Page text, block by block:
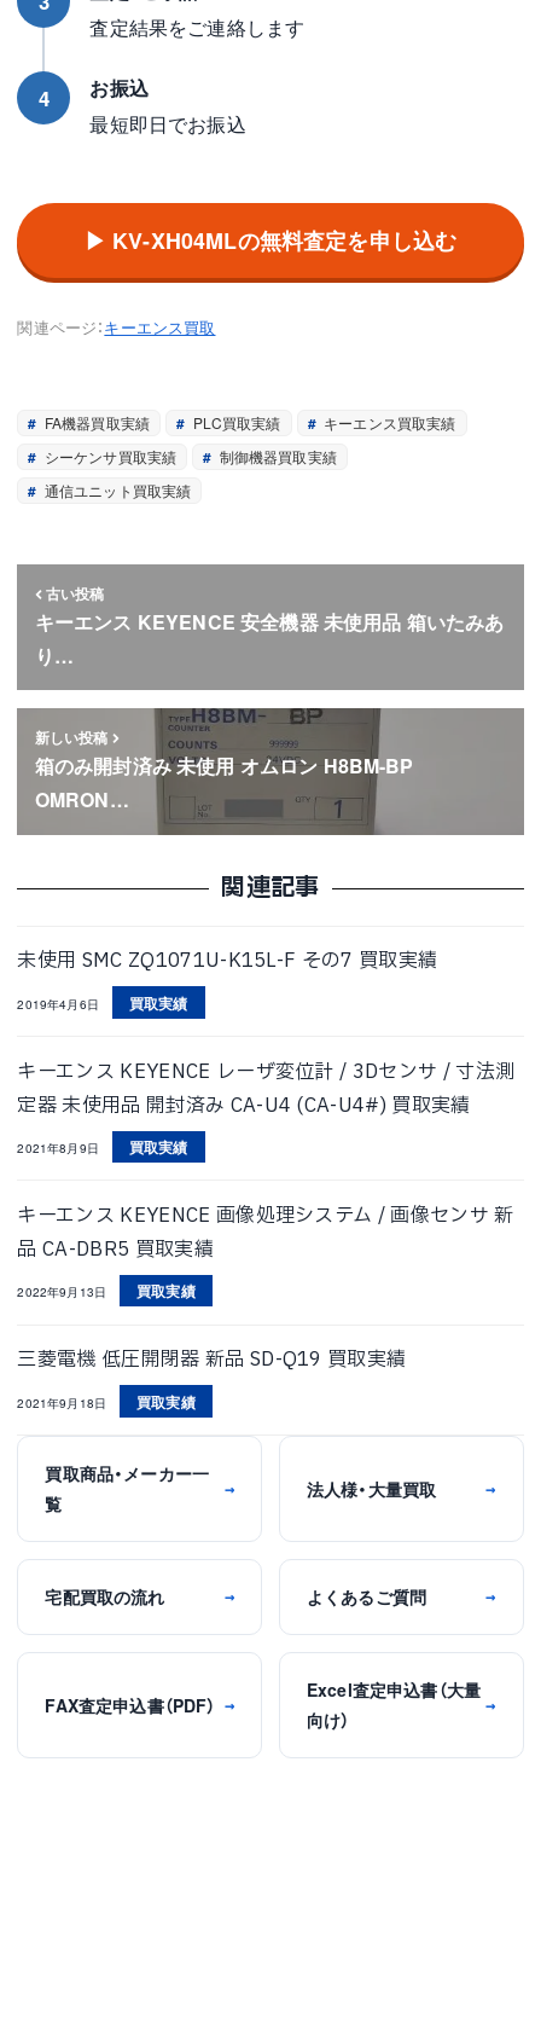
査定結果をご連絡します
4
お振込
最短即日でお振込
▶ KV-XH04MLの無料査定を申し込む
関連ページ：キーエンス買取
FA機器買取実績 PLC買取実績
キーエンス買取実績
シーケンサ買取実績
制御機器買取実績
通信ユニット買取実績
古い投稿
キーエンス KEYENCE 安全機器 未使用品 箱いたみあ
り…
新しい投稿
箱のみ開封済み 未使用 オムロン H8BM-BP
OMRON…
関連記事
未使用 SMC ZQ1071U-K15L-F その7 買取実績
2019年4月6日 買取実績
キーエンス KEYENCE レーザ変位計 / 3Dセンサ / 寸法測
定器 未使用品 開封済み CA-U4 (CA-U4#) 買取実績
2021年8月9日 買取実績
キーエンス KEYENCE 画像処理システム / 画像センサ 新
品 CA-DBR5 買取実績
2022年9月13日 買取実績
三菱電機 低圧開閉器 新品 SD-Q19 買取実績
2021年9月18日 買取実績
買取商品・メーカー一
覧
→ 法人様・大量買取 →
宅配買取の流れ → よくあるご質問 →
FAX査定申込書（PDF） →
Excel査定申込書（大量
向け）
→